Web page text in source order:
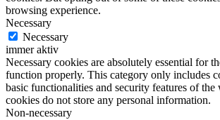
browsing experience.
Necessary
Necessary
immer aktiv
Necessary cookies are absolutely essential for
function properly. This category only includes
basic functionalities and security features of the
cookies do not store any personal information.
Non-necessary